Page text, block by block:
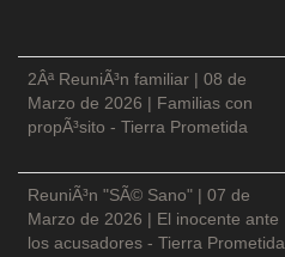
2Âª ReuniÃ³n familiar | 08 de
Marzo de 2026 | Familias con
propÃ³sito - Tierra Prometida
ReuniÃ³n "SÃ© Sano" | 07 de
Marzo de 2026 | El inocente ante
los acusadores - Tierra Prometida